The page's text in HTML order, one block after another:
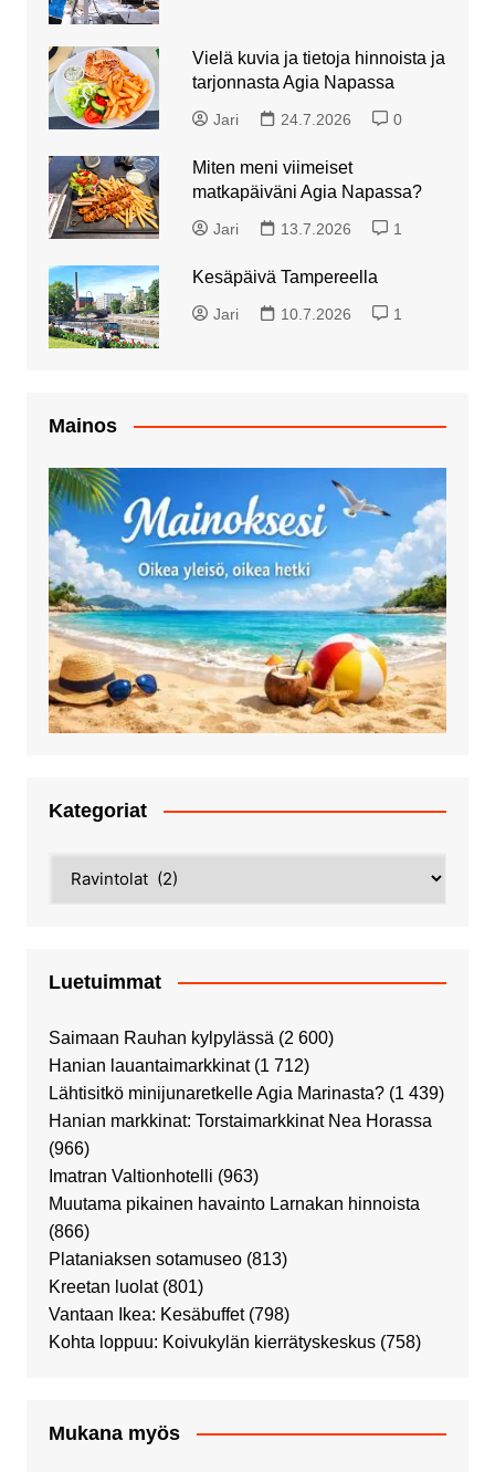
Vielä kuvia ja tietoja hinnoista ja
tarjonnasta Agia Napassa
Jari 24.7.2026 0
Miten meni viimeiset
matkapäiväni Agia Napassa?
Jari 13.7.2026 1
Kesäpäivä Tampereella
Jari 10.7.2026 1
Mainos
Kategoriat
Luetuimmat
Saimaan Rauhan kylpylässä (2 600)
Hanian lauantaimarkkinat (1 712)
Lähtisitkö minijunaretkelle Agia Marinasta? (1 439)
Hanian markkinat: Torstaimarkkinat Nea Horassa
(966)
Imatran Valtionhotelli (963)
Muutama pikainen havainto Larnakan hinnoista
(866)
Plataniaksen sotamuseo (813)
Kreetan luolat (801)
Vantaan Ikea: Kesäbuffet (798)
Kohta loppuu: Koivukylän kierrätyskeskus (758)
Mukana myös